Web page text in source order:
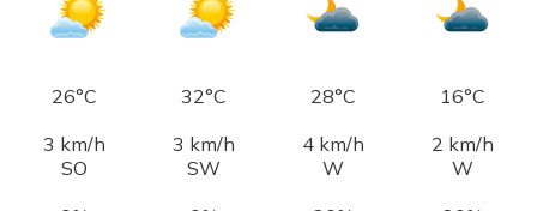
26°C 32°C 28°C
16°C
3 km/h
SO
3 km/h
SW
4 km/h
W
2 km/h
W